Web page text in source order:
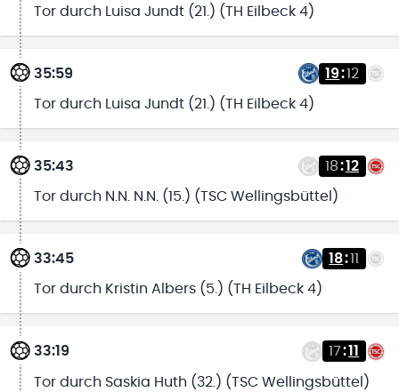
Tor durch Luisa Jundt (21.) (TH Eilbeck 4)
35:59 19:12
Tor durch Luisa Jundt (21.) (TH Eilbeck 4)
35:43 18:12
Tor durch N.N. N.N. (15.) (TSC Wellingsbüttel)
33:45 18:11
Tor durch Kristin Albers (5.) (TH Eilbeck 4)
33:19 17:11
Tor durch Saskia Huth (32.) (TSC Wellingsbüttel)